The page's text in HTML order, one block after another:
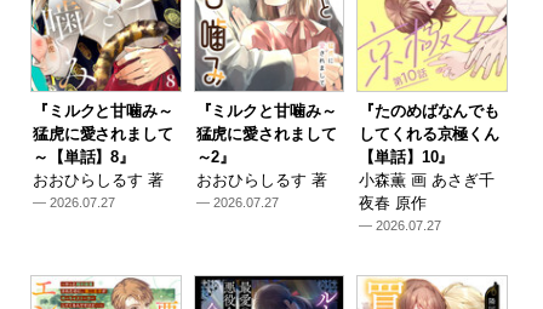
『ミルクと甘噛み～
猛虎に愛されまして
～【単話】8』
おおひらしるす 著
— 2026.07.27
『ミルクと甘噛み～
猛虎に愛されまして
～2』
おおひらしるす 著
— 2026.07.27
『たのめばなんでも
してくれる京極くん
【単話】10』
小森薫 画 あさぎ千
夜春 原作
— 2026.07.27